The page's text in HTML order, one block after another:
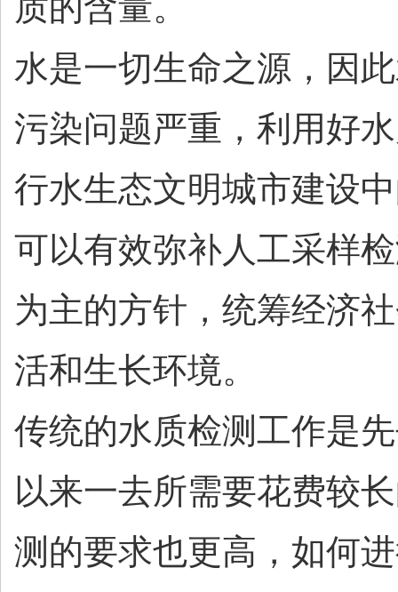
水是一切生命之源，因
污染问题严重，利用好
行水生态文明城市建设
可以有效弥补人工采样
为主的方针，统筹经济
活和生长环境。
传统的水质检测工作是
以来一去所需要花费较
测的要求也更高，如何